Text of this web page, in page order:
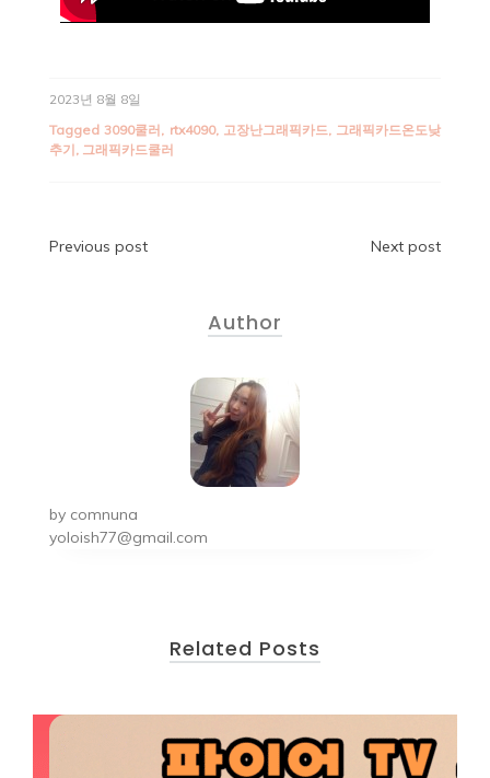
2023년 8월 8일
Tagged3090쿨러, rtx4090, 고장난그래픽카드, 그래픽카드온도낮
추기, 그래픽카드쿨러
Previous post Next post
Author
by comnuna
yoloish77@gmail.com
Related Posts